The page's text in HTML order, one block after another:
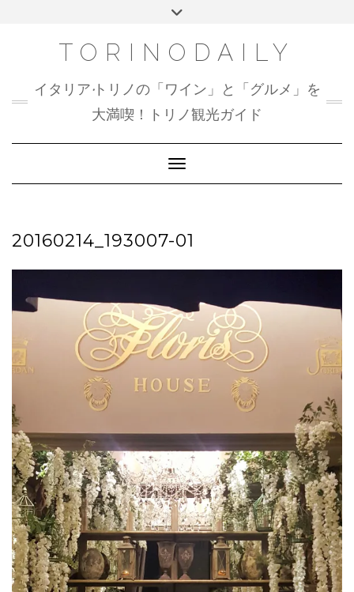
Toggle
TORINODAILY
イタリア•トリノの「ワイン」と「グルメ」を
大満喫！トリノ観光ガイド
Toggle Navigation
20160214_193007-01